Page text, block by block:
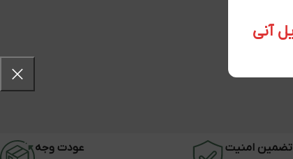
تضمین امنیت عودت وجه